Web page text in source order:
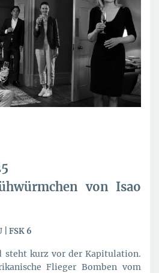
von Isao
| FSK 6
steht kurz vor der Kapitulation.
Flieger Bomben vom